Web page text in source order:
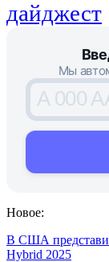
дайджест
Мы
A 000
Новое:
В США
Hybrid 2025